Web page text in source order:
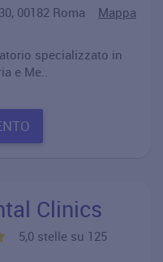
00182 Roma Mappa
specializzato in
e Me..
Clinics
5,0 stelle su 125